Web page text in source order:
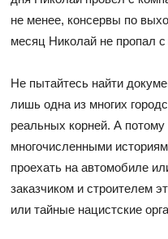
не менее, консервы по
месяц Николай не пропал
Не пытайтесь найти
лишь одна из многих
реальных корней. А
многочисленными
проехать на автомобиле
заказчиком и строителем
или тайные нацистские